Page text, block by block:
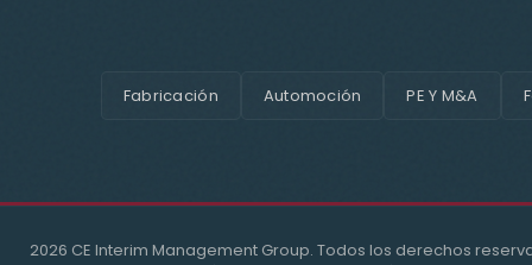
Fabricación Automoción PE Y M&A
2026 CE Interim Management Group. Todos los derechos